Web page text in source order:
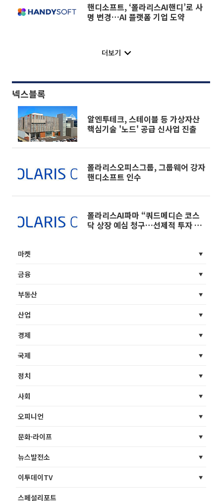
핸디소프트, ‘폴라리스AI핸디’로 사
명 변경…AI 플랫폼 기업 도약
더보기
넥스블록
알엔투테크, 스테이블 등 가상자산
핵심기술 '노드' 공급 신사업 진출
폴라리스오피스그룹, 그룹웨어 강자
핸디소프트 인수
폴라리스AI파마 “쿼드메디슨 코스
닥 상장 예심 청구…선제적 투자 성
마켓
금융
부동산
산업
경제
국제
정치
사회
오피니언
문화·라이프
뉴스발전소
이투데이TV
스페셜리포트